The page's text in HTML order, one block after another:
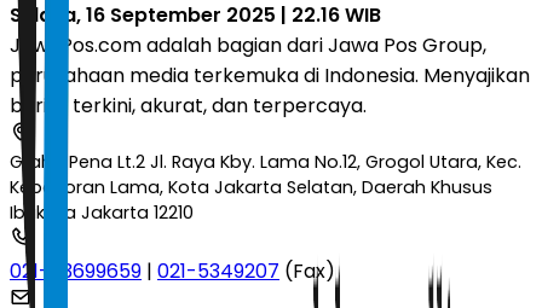
Selasa, 16 September 2025 | 22.16 WIB
JawaPos.com adalah bagian dari Jawa Pos Group,
perusahaan media terkemuka di Indonesia. Menyajikan
berita terkini, akurat, dan terpercaya.
Graha Pena Lt.2 Jl. Raya Kby. Lama No.12, Grogol Utara, Kec.
Kebayoran Lama, Kota Jakarta Selatan, Daerah Khusus
Ibukota Jakarta 12210
021-53699659 | 021-5349207 (Fax)